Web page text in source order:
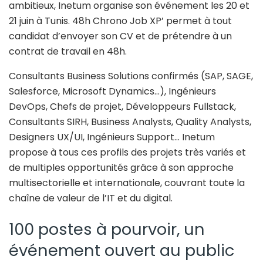
ambitieux, Inetum organise son événement les 20 et
21 juin à Tunis. 48h Chrono Job XP’ permet à tout
candidat d’envoyer son CV et de prétendre à un
contrat de travail en 48h.
Consultants Business Solutions confirmés (SAP, SAGE,
Salesforce, Microsoft Dynamics…), Ingénieurs
DevOps, Chefs de projet, Développeurs Fullstack,
Consultants SIRH, Business Analysts, Quality Analysts,
Designers UX/UI, Ingénieurs Support… Inetum
propose à tous ces profils des projets très variés et
de multiples opportunités grâce à son approche
multisectorielle et internationale, couvrant toute la
chaîne de valeur de l’IT et du digital.
100 postes à pourvoir, un
événement ouvert au public